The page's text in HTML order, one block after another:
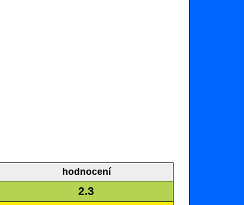
hodnocení
2.3